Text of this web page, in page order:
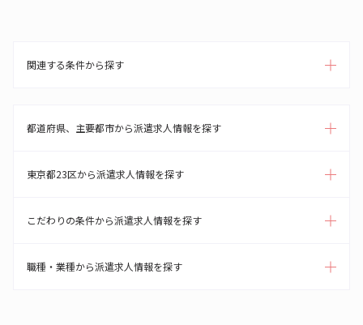
関連する条件から探す
都道府県、主要都市から派遣求人情報を探す
東京都23区から派遣求人情報を探す
こだわりの条件から派遣求人情報を探す
職種・業種から派遣求人情報を探す